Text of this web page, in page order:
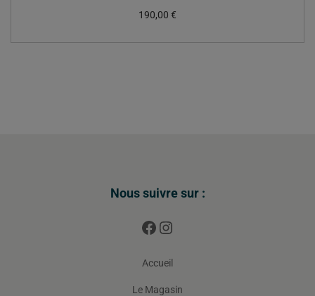
190,00 €
Nous suivre sur :
Accueil
Le Magasin